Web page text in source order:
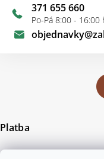
objednavky@
371 655 660
Po-Pá 8:00 - 16:00
Platba